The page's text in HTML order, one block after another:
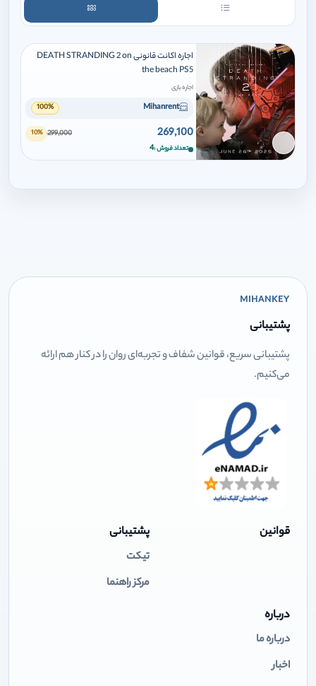
برای افزودن وارد شوید
اجاره اکانت قانونی DEATH STRANDING 2 on
the beach PS5
اجاره بازی
Mihanrent
100%
269,100
299,000
10%
تعداد فروش 4
MIHANKEY
پشتیبانی
پشتیبانی سریع، قوانین شفاف و تجربه‌ای روان را در کنار هم ارائه
می‌کنیم.
قوانین پشتیبانی
تیکت
مرکز راهنما
درباره
درباره ما
اخبار